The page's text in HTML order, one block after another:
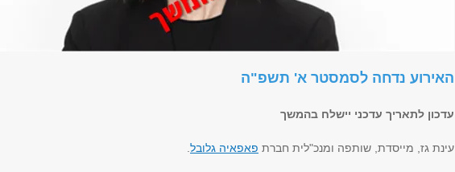
האירוע נדחה לסמסטר א' תשפ"ה
עדכון לתאריך עדכני יישלח בהמשך
עינת גז, מייסדת, שותפה ומנכ"לית חברת פאפאיה גלובל